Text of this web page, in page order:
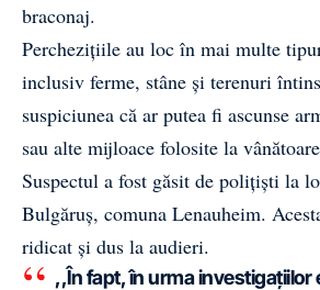
braconaj.
Perchezițiile au loc în mai multe
inclusiv ferme, stâne și terenuri
suspiciunea că ar putea fi ascunse
sau alte mijloace folosite la
Suspectul a fost găsit de polițiști la
Bulgăruș, comuna Lenauheim.
ridicat și dus la audieri.
,,În fapt, în urma investigațiilor